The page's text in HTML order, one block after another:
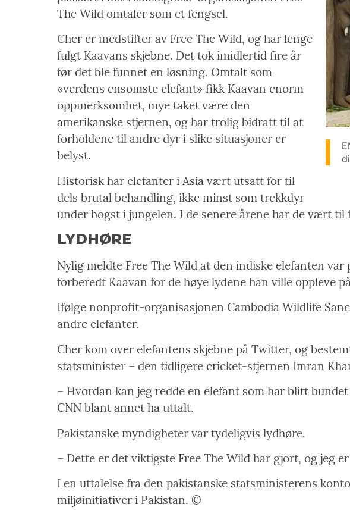
The Wild omtaler som et fengsel.
Cher er medstifter av Free The Wild, og har lenge
fulgt Kaavans skjebne. Det tok imidlertid fire år
før det ble funnet en løsning. Omtalt som
«verdens ensomste elefant» fikk Kaavan enorm
oppmerksomhet, mye taket være den
amerikanske stjernen, og har trolig bidratt til at
forholdene til andre dyr i slike situasjoner er
belyst.
Historisk har elefanter i Asia vært utsatt for til
dels brutal behandling, ikke minst som trekkdyr
under hogst i jungelen. I de senere årene har de vært
LYDHØRE
Nylig meldte Free The Wild at den indiske elefanten
forberedt Kaavan for de høye lydene han ville oppleve
Ifølge nonprofit-organisasjonen Cambodia Wildlife
andre elefanter.
Cher kom over elefantens skjebne på Twitter, og
statsminister – den tidligere cricket-stjernen Imran
– Hvordan kan jeg redde en elefant som har blitt
CNN blant annet ha uttalt.
Pakistanske myndigheter var tydeligvis lydhøre.
– Dette er det viktigste Free The Wild har gjort, og jeg
I en uttalelse fra den pakistanske statsministerens
miljøinitiativer i Pakistan. ©